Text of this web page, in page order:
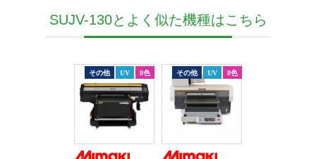
SUJV-130とよく似た機種はこちら
その他 UV 8色 その他 UV 8色